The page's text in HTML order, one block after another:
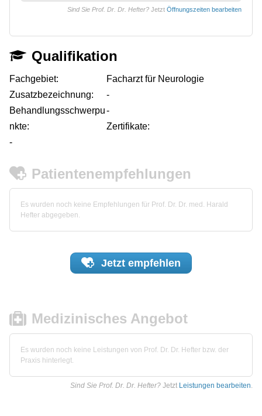
Sind Sie Prof. Dr. Dr. Hefter? Jetzt Öffnungszeiten bearbeiten
Qualifikation
Fachgebiet:
Facharzt für Neurologie
Zusatzbezeichnung:
-
Behandlungsschwerpu
nkte:
-
Zertifikate:
-
Patientenempfehlungen
Es wurden noch keine Empfehlungen für Prof. Dr. Dr. med. Harald
Hefter abgegeben.
Jetzt empfehlen
Medizinisches Angebot
Es wurden noch keine Leistungen von Prof. Dr. Dr. Hefter bzw. der
Praxis hinterlegt.
Sind Sie Prof. Dr. Dr. Hefter? Jetzt Leistungen bearbeiten.